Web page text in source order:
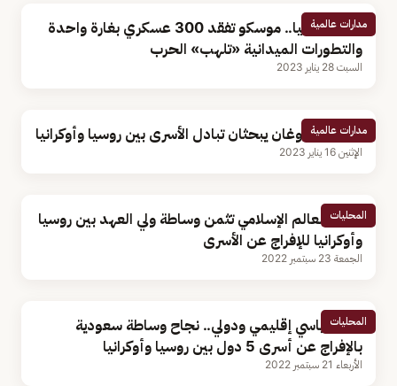
مدارات عالمية
أزمة أوكرانيا.. موسكو تفقد 300 عسكري بغارة واحدة
والتطورات الميدانية «تلهب» الحرب
السبت 28 يناير 2023
مدارات عالمية
بوتين وأردوغان يبحثان تبادل الأسرى بين روسيا وأوكرانيا
الإثنين 16 يناير 2023
المحليات
رابطة العالم الإسلامي تثمن وساطة ولي العهد بين روسيا
وأوكرانيا للإفراج عن الأسرى
الجمعة 23 سبتمبر 2022
المحليات
ثقل سياسي إقليمي ودولي.. نجاح وساطة سعودية
بالإفراج عن أسرى 5 دول بين روسيا وأوكرانيا
الأربعاء 21 سبتمبر 2022